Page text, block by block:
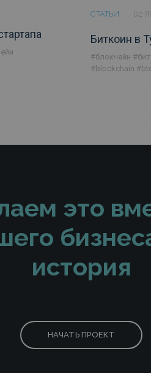
СТАТЬИ 02
Биткоин в
#блокчейн
#blockchain
это
история
НАЧАТЬ ПРОЕКТ